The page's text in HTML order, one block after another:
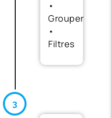
•
Grouper
•
Filtres